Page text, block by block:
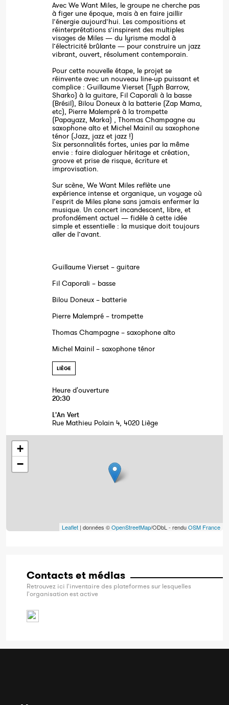
Avec We Want Miles, le groupe ne cherche pas
à figer une époque, mais à en faire jaillir
l’énergie aujourd’hui. Les compositions et
réinterprétations s’inspirent des multiples
visages de Miles — du lyrisme modal à
l’électricité brûlante — pour construire un jazz
vibrant, ouvert, résolument contemporain.
Pour cette nouvelle étape, le projet se
réinvente avec un nouveau line-up puissant et
complice : Guillaume Vierset (Typh Barrow,
Sharko) à la guitare, Fil Caporali à la basse
(Brésil), Bilou Doneux à la batterie (Zap Mama,
etc), Pierre Malempré à la trompette
(Papayazz, Marka) , Thomas Champagne au
saxophone alto et Michel Mainil au saxophone
ténor (Jazz, jazz et jazz !)
Six personnalités fortes, unies par la même
envie : faire dialoguer héritage et création,
groove et prise de risque, écriture et
improvisation.
Sur scène, We Want Miles reflète une
expérience intense et organique, un voyage où
l’esprit de Miles plane sans jamais enfermer la
musique. Un concert incandescent, libre, et
profondément actuel — fidèle à cette idée
simple et essentielle : la musique doit toujours
aller de l’avant.
Guillaume Vierset – guitare
Fil Caporali – basse
Bilou Doneux – batterie
Pierre Malempré – trompette
Thomas Champagne – saxophone alto
Michel Mainil – saxophone ténor
LIÈGE
Heure d'ouverture
20:30
L'An Vert
Rue Mathieu Polain 4, 4020 Liège
+
−
Leaflet | données ©OpenStreetMap/ODbL - renduOSM France
Contacts et médias
Retrouvez ici l'inventaire des plateformes sur lesquelles
l'organisation est active